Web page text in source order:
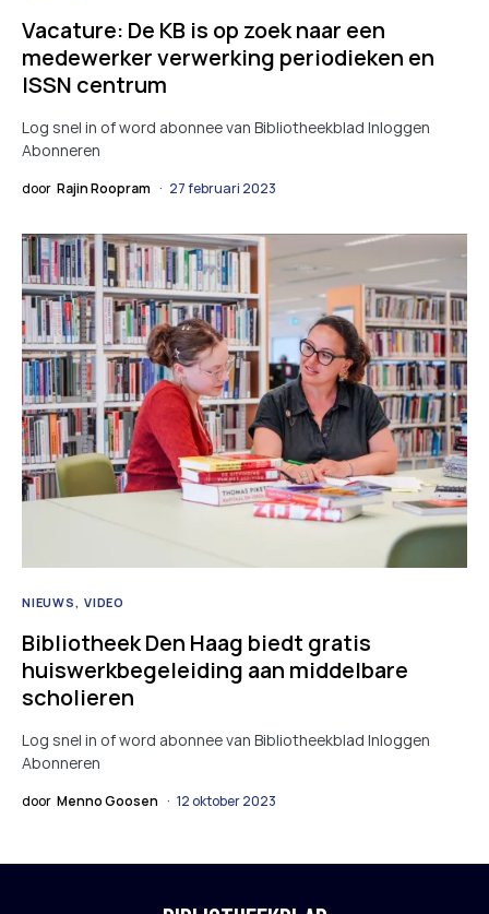
Vacature: De KB is op zoek naar een
medewerker verwerking periodieken en
ISSN centrum
Log snel in of word abonnee van Bibliotheekblad Inloggen
Abonneren
door Rajin Roopram 27 februari 2023
NIEUWS VIDEO
Bibliotheek Den Haag biedt gratis
huiswerkbegeleiding aan middelbare
scholieren
Log snel in of word abonnee van Bibliotheekblad Inloggen
Abonneren
door Menno Goosen 12 oktober 2023